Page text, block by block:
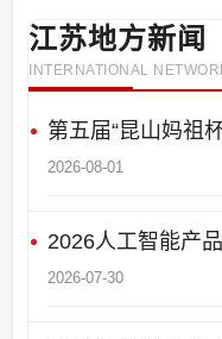
江苏地方新闻
INTERNATIONAL
第五届“昆山妈祖
2026-08-01
2026人工智能产
2026-07-30